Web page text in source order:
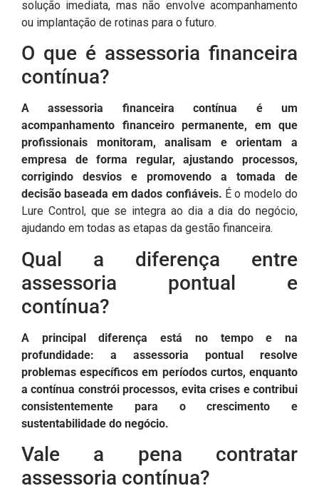
solução imediata, mas não envolve acompanhamento
ou implantação de rotinas para o futuro.
O que é assessoria financeira
contínua?
A assessoria financeira contínua é um
acompanhamento financeiro permanente, em que
profissionais monitoram, analisam e orientam a
empresa de forma regular, ajustando processos,
corrigindo desvios e promovendo a tomada de
decisão baseada em dados confiáveis. É o modelo do
Lure Control, que se integra ao dia a dia do negócio,
ajudando em todas as etapas da gestão financeira.
Qual a diferença entre
assessoria pontual e
contínua?
A principal diferença está no tempo e na
profundidade: a assessoria pontual resolve
problemas específicos em períodos curtos, enquanto
a contínua constrói processos, evita crises e contribui
consistentemente para o crescimento e
sustentabilidade do negócio.
Vale a pena contratar
assessoria contínua?